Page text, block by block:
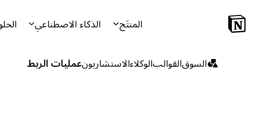
المنتَج الذكاء الاصطناعي
السوقالقوالبالوكلاءالاستشاريونعمليات الربط